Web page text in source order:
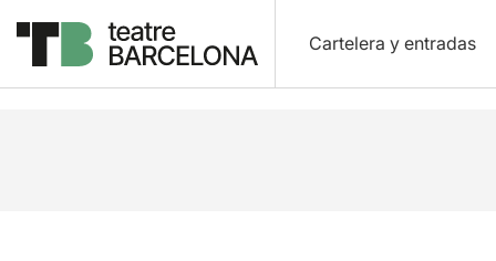
Cartelera y entradas